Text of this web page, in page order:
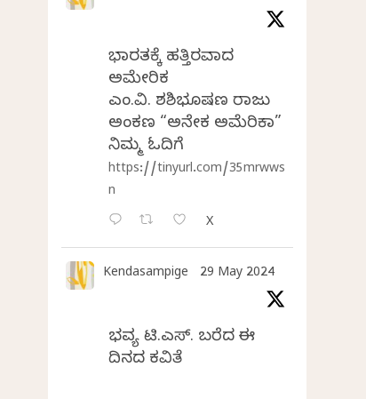
ಭಾರತಕ್ಕೆ ಹತ್ತಿರವಾದ
ಅಮೇರಿಕ
ಎಂ.ವಿ. ಶಶಿಭೂಷಣ ರಾಜು
ಅಂಕಣ “ಅನೇಕ ಅಮೆರಿಕಾ”
ನಿಮ್ಮ ಓದಿಗೆ
https://tinyurl.com/35mrwws
n
X
Kendasampige 29 May 2024
ಭವ್ಯ ಟಿ.ಎಸ್. ಬರೆದ ಈ
ದಿನದ ಕವಿತೆ